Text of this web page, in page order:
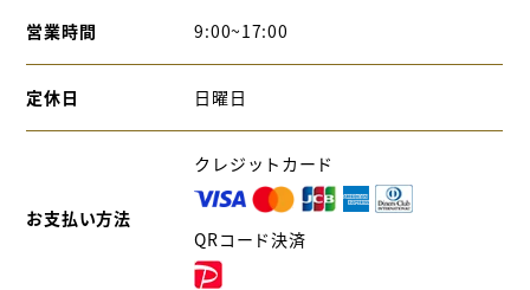
営業時間 9:00~17:00
定休日 日曜日
お支払い方法
クレジットカード
QRコード決済